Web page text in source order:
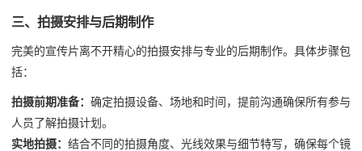
三、拍摄安排与后期制作
完美的宣传片离不开精心的拍摄安排与专业的后期制作。具体步骤包
括：
拍摄前期准备： 确定拍摄设备、场地和时间，提前沟通确保所有参与
人员了解拍摄计划。
实地拍摄： 结合不同的拍摄角度、光线效果与细节特写，确保每个镜